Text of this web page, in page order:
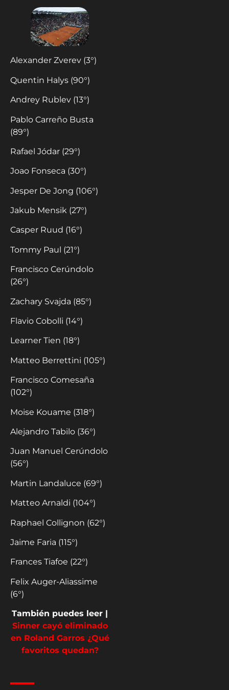
Alexander Zverev (3°)
Quentin Halys (90°)
Andrey Rublev (13°)
Pablo Carreño Busta
(89°)
Rafael Jódar (29°)
Joao Fonseca (30°)
Jesper De Jong (106°)
Jakub Mensik (27°)
Casper Ruud (16°)
Tommy Paul (21°)
Francisco Cerúndolo
(26°)
Zachary Svajda (85°)
Flavio Cobolli (14°)
Learner Tien (18°)
Matteo Berrettini (105°)
Francisco Comesaña
(102°)
Moise Kouame (318°)
Alejandro Tabilo (36°)
Juan Manuel Cerúndolo
(56°)
Martin Landaluce (69°)
Matteo Arnaldi (104°)
Raphael Collignon (62°)
Jaime Faria (115°)
Frances Tiafoe (22°)
Felix Auger-Aliassime
(6°)
También puedes leer |
Sinner cayó eliminado
en Roland Garros ¿Qué
favoritos quedan?